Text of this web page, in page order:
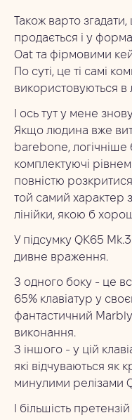
Також варто
продається і у
Oat та фірмовими
По суті, це ті самі
використовуються в
І ось тут у мене
Якщо людина вже
barebone, логічніше
комплектуючі
повністю
той самий характер
лінійки, якою б
У підсумку QK65
дивне враження.
З одного боку - це
65% клавіатур у
фантастичний
виконання.
З іншого - у цій
які відчуваються як
минулими релізами
І більшість